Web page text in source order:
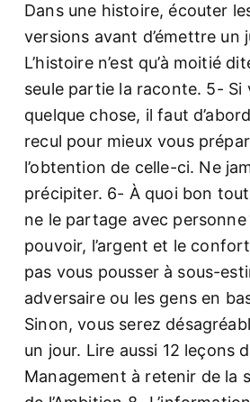
Dans une histoire, écouter
versions avant d’émettre un
L’histoire n’est qu’à moitié
seule partie la raconte. 5- Si
quelque chose, il faut
recul pour mieux vous
l’obtention de celle-ci. Ne
précipiter. 6- À quoi bon
ne le partage avec personne
pouvoir, l’argent et le
pas vous pousser à sous-
adversaire ou les gens en
Sinon, vous serez
un jour. Lire aussi 12 leçons
Management à retenir de la